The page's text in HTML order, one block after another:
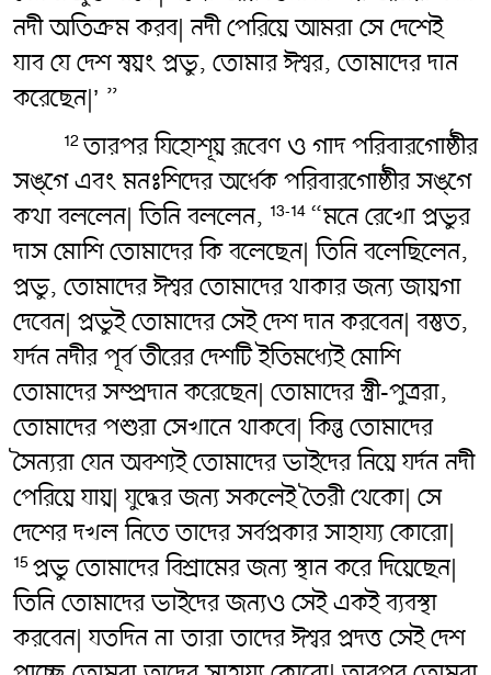
নদী অতিক্রম করব| নদী পেরিয়ে আমরা সে দেশেই
যাব যে দেশ স্বয়ং প্রভু, তোমার ঈশ্বর, তোমাদের দান
করেছেন|’ ”
12তারপর যিহোশূয় রূবেণ ও গাদ পরিবারগোষ্ঠীর
সঙ্গে এবং মনঃশিদের অর্ধেক পরিবারগোষ্ঠীর সঙ্গে
কথা বললেন| তিনি বললেন, 13-14 “মনে রেখো প্রভুর
দাস মোশি তোমাদের কি বলেছেন| তিনি বলেছিলেন,
প্রভু, তোমাদের ঈশ্বর তোমাদের থাকার জন্য জায়গা
দেবেন| প্রভুই তোমাদের সেই দেশ দান করবেন| বস্তুত,
যর্দন নদীর পূর্ব তীরের দেশটি ইতিমধ্যেই মোশি
তোমাদের সম্প্রদান করেছেন| তোমাদের স্ত্রী-পুত্ররা,
তোমাদের পশুরা সেখানে থাকবে| কিন্তু তোমাদের
সৈন্যরা যেন অবশ্যই তোমাদের ভাইদের নিয়ে যর্দন নদী
পেরিয়ে যায়| যুদ্ধের জন্য সকলেই তৈরী থেকো| সে
দেশের দখল নিতে তাদের সর্বপ্রকার সাহায্য কোরো|
15 প্রভু তোমাদের বিশ্রামের জন্য স্থান করে দিয়েছেন|
তিনি তোমাদের ভাইদের জন্যও সেই একই ব্যবস্থা
করবেন| যতদিন না তারা তাদের ঈশ্বর প্রদত্ত সেই দেশ